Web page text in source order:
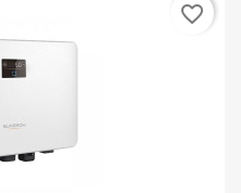
favorite_border